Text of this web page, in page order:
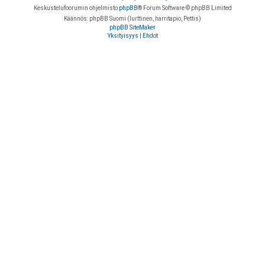
Keskustelufoorumin ohjelmisto phpBB® Forum Software © phpBB Limited
Käännös: phpBB Suomi (lurttinen, harritapio, Pettis)
phpBB SiteMaker
Yksityisyys
Ehdot